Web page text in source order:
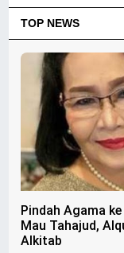
TOP NEWS
Pindah Agama
Mau Tahajud,
Alkitab